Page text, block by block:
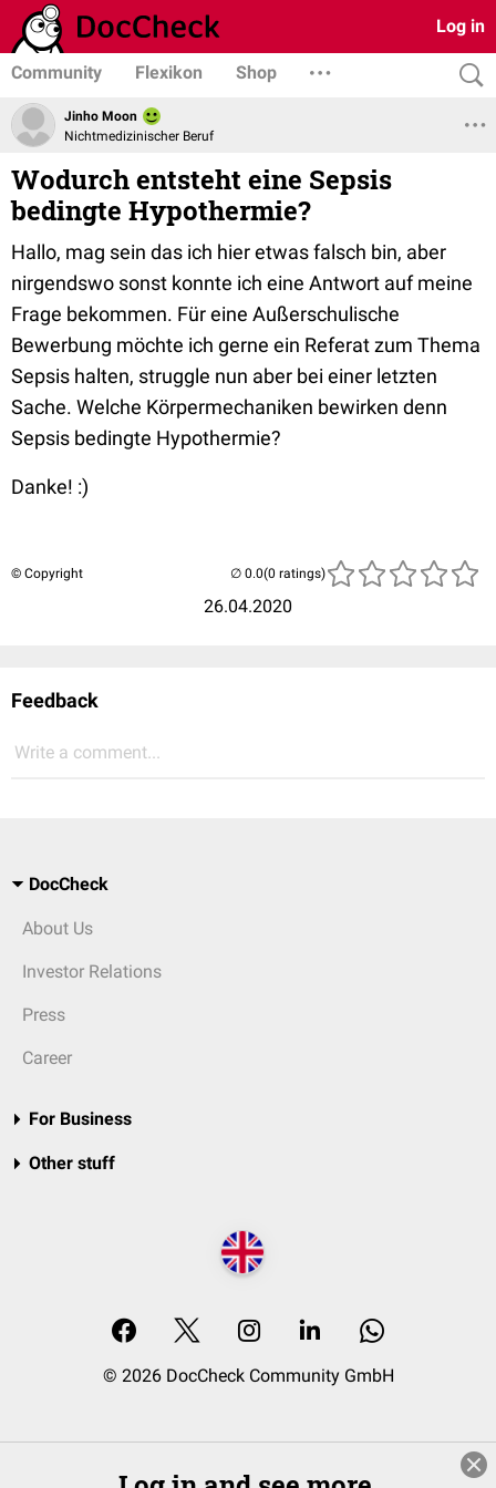
Log in
Community Flexikon Shop
Jinho Moon
Nichtmedizinischer Beruf
Wodurch entsteht eine Sepsis
bedingte Hypothermie?
Hallo, mag sein das ich hier etwas falsch bin, aber
nirgendswo sonst konnte ich eine Antwort auf meine
Frage bekommen. Für eine Außerschulische
Bewerbung möchte ich gerne ein Referat zum Thema
Sepsis halten, struggle nun aber bei einer letzten
Sache. Welche Körpermechaniken bewirken denn
Sepsis bedingte Hypothermie?
Danke! :)
© Copyright
26.04.2020
(0 ratings)
Feedback
Write a comment...
DocCheck
About Us
Investor Relations
Press
Career
For Business
Other stuff
© 2026 DocCheck Community GmbH